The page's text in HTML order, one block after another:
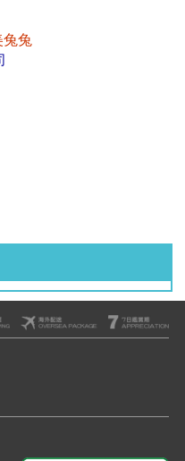
兔兔